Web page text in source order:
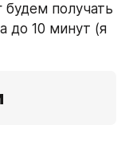
будем получать
до 10 минут (я